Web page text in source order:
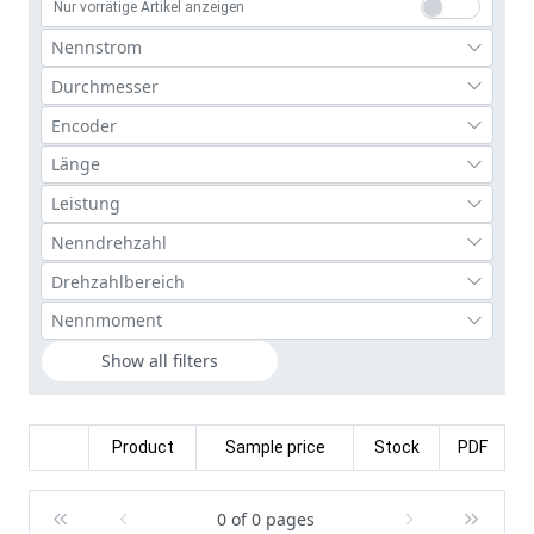
Nur vorrätige Artikel anzeigen
Show all filters
Product Sample price Stock PDF
0 of 0 pages